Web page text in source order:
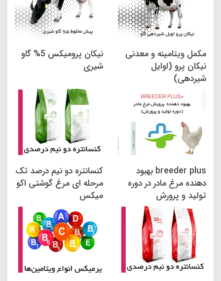
مکمل ویتامینه و معدنی
نیکان پرو (اوایل
شیردهی)
نیکان پرومیکس 5% گاو
شیری
breeder plus بهبود
دهنده مرغ مادر در دوره
تولید و پرورش
کنسانتره دو نیم درصد تک
مرحله ای مرغ گوشتی اکو
میکس